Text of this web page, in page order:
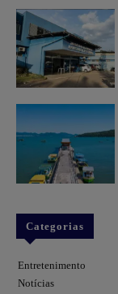
Categorias
Entretenimento
Notícias